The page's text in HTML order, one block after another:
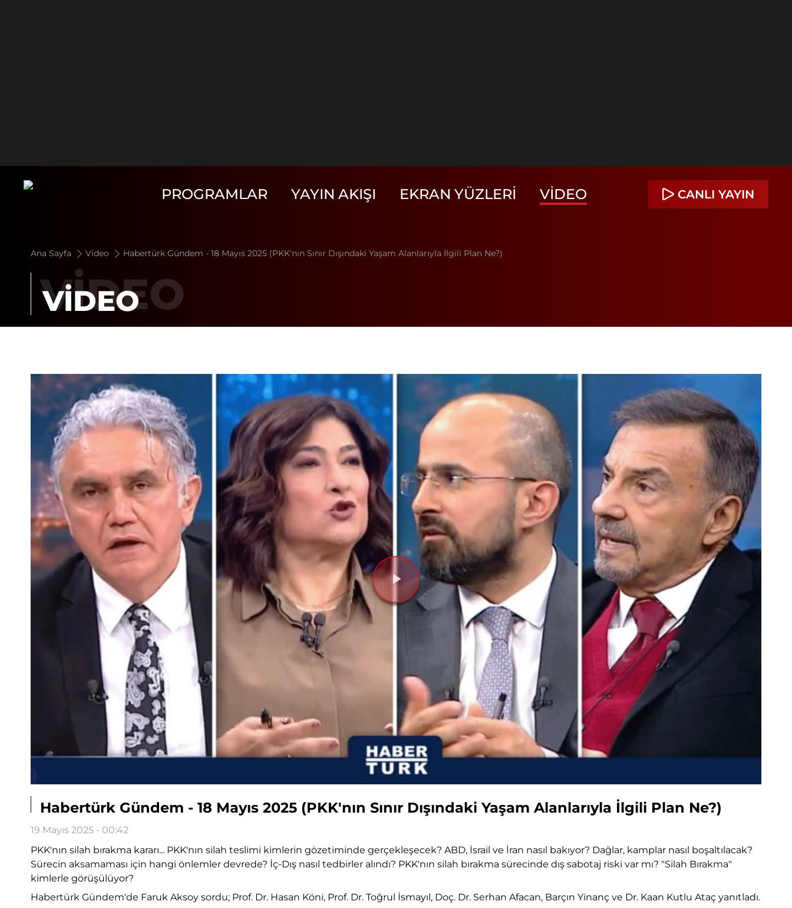
PROGRAMLAR YAYIN AKIŞI EKRAN YÜZLERI VIDEO CANLI YAYIN
Ana Sayfa Video Habertürk Gündem - 18 Mayıs 2025 (PKK'nın Sınır Dışındaki Yaşam Alanlarıyla İlgili Plan Ne?)
VİDEO
Videoyu
Oynat
Habertürk Gündem - 18 Mayıs 2025 (PKK'nın Sınır Dışındaki Yaşam Alanlarıyla İlgili Plan Ne?)
19 Mayıs 2025 - 00:42
PKK'nın silah bırakma kararı... PKK'nın silah teslimi kimlerin gözetiminde gerçekleşecek? ABD, İsrail ve İran nasıl bakıyor? Dağlar, kamplar nasıl boşaltılacak?
Sürecin aksamaması için hangi önlemler devrede? İç-Dış nasıl tedbirler alındı? PKK'nın silah bırakma sürecinde dış sabotaj riski var mı? "Silah Bırakma"
kimlerle görüşülüyor?
Habertürk Gündem'de Faruk Aksoy sordu; Prof. Dr. Hasan Köni, Prof. Dr. Toğrul İsmayıl, Doç. Dr. Serhan Afacan, Barçın Yinanç ve Dr. Kaan Kutlu Ataç yanıtladı.